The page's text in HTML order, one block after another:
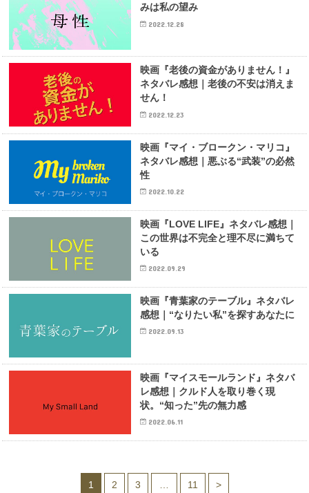
みは私の望み
2022.12.28
映画『老後の資金がありません！』
ネタバレ感想｜老後の不安は消えま
せん！
2022.12.23
映画『マイ・ブロークン・マリコ』
ネタバレ感想｜悪ぶる“武装”の必然
性
2022.10.22
映画『LOVE LIFE』ネタバレ感想｜
この世界は不完全と理不尽に満ちて
いる
2022.09.29
映画『青葉家のテーブル』ネタバレ
感想｜“なりたい私”を探すあなたに
2022.09.13
映画『マイスモールランド』ネタバ
レ感想｜クルド人を取り巻く現
状。“知った”先の無力感
2022.06.11
1 2 3 11 >